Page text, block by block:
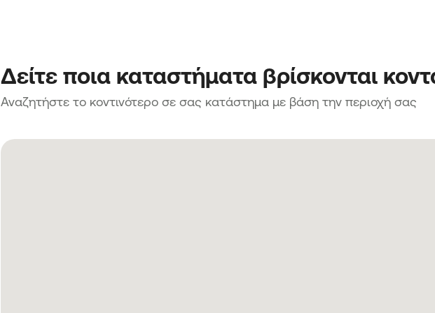
Δείτε ποια καταστήματα βρίσκονται
Αναζητήστε το κοντινότερο σε σας κατάστημα με βάση την περιοχή σας